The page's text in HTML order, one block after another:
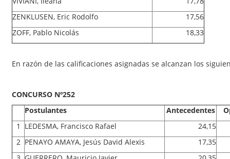
ZENKLUSEN, Eric Rodolfo
17,56
ZOFF, Pablo Nicolás
18,33
En razón de las calificaciones asignadas se alcanzan los
CONCURSO Nº252
Postulantes
Antecedentes
1
LEDESMA, Francisco Rafael
24,15
2 PENAYO AMAYA, Jesús David Alexis
17,35